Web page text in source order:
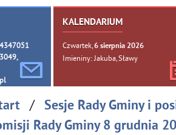
KALENDARIUM
Czwartek, 6sierpnia 2026
Imieniny: Jakuba, Sławy
/ Sesje Rady Gminy i
Rady Gminy 8 grudnia